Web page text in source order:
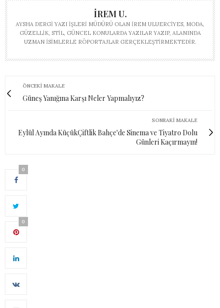
İREM U.
AYSHA DERGI YAZI İŞLERI MÜDÜRÜ OLAN İREM ULUERCIYES, MODA,
GÜZELLIK, STIL, GÜNCEL KONULARDA YAZILAR YAZIP, ALANINDA
UZMAN ISIMLERLE RÖPORTAJLAR GERÇEKLEŞTIRMEKTEDIR.
ÖNCEKI MAKALE
Güneş Yanığına Karşı Neler Yapmalıyız?
SONRAKI MAKALE
Eylül Ayında KüçükÇiftlik Bahçe'de Sinema ve Tiyatro Dolu
Günleri Kaçırmayın!
0
0